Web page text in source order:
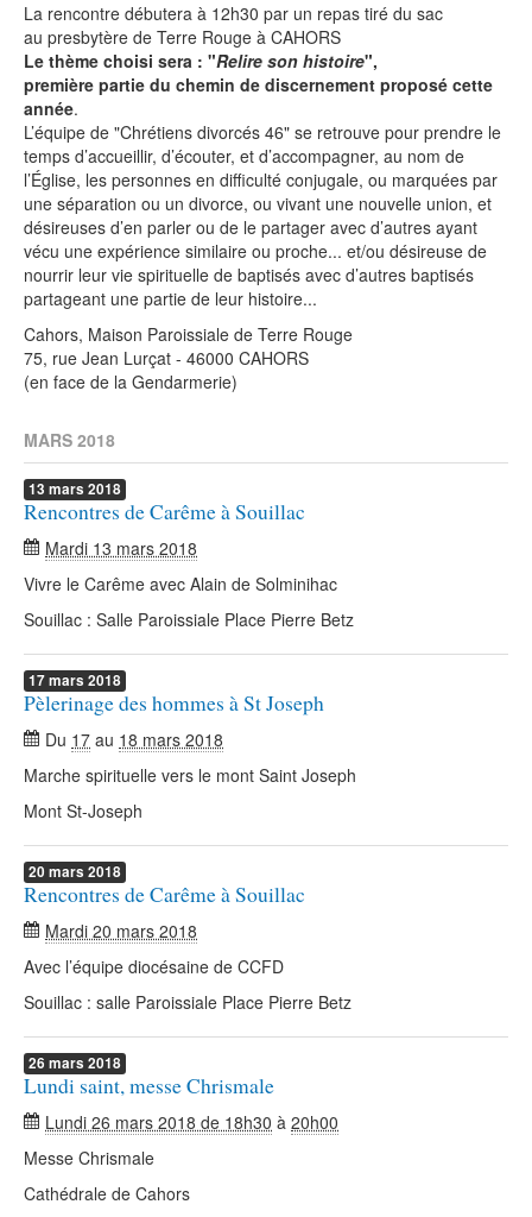
La rencontre débutera à 12h30 par un repas tiré du sac
au presbytère de Terre Rouge à CAHORS
Le thème choisi sera : "Relire son histoire",
première partie du chemin de discernement proposé cette
année.
L’équipe de "Chrétiens divorcés 46" se retrouve pour prendre le
temps d’accueillir, d’écouter, et d’accompagner, au nom de
l’Église, les personnes en difficulté conjugale, ou marquées par
une séparation ou un divorce, ou vivant une nouvelle union, et
désireuses d’en parler ou de le partager avec d’autres ayant
vécu une expérience similaire ou proche... et/ou désireuse de
nourrir leur vie spirituelle de baptisés avec d’autres baptisés
partageant une partie de leur histoire...
Cahors, Maison Paroissiale de Terre Rouge
75, rue Jean Lurçat - 46000 CAHORS
(en face de la Gendarmerie)
MARS 2018
13 mars 2018
Rencontres de Carême à Souillac
Mardi 13 mars 2018
Vivre le Carême avec Alain de Solminihac
Souillac : Salle Paroissiale Place Pierre Betz
17mars 2018
Pèlerinage des hommes à St Joseph
Du 17 au 18 mars 2018
Marche spirituelle vers le mont Saint Joseph
Mont St-Joseph
20 mars 2018
Rencontres de Carême à Souillac
Mardi 20 mars 2018
Avec l’équipe diocésaine de CCFD
Souillac : salle Paroissiale Place Pierre Betz
26 mars 2018
Lundi saint, messe Chrismale
Lundi 26 mars 2018 de 18h30 à 20h00
Messe Chrismale
Cathédrale de Cahors